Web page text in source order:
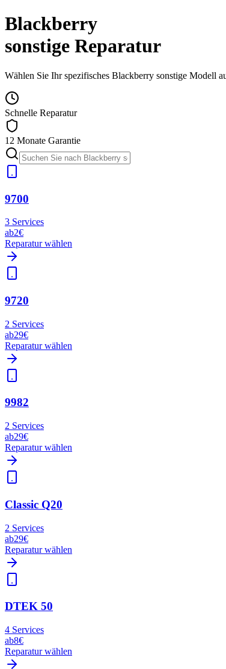
Blackberry
sonstige Reparatur
Wählen Sie Ihr spezifisches Blackberry sonstige Modell
Schnelle Reparatur
12 Monate Garantie
9700
3 Services
ab2€
Reparatur wählen
9720
2 Services
ab29€
Reparatur wählen
9982
2 Services
ab29€
Reparatur wählen
Classic Q20
2 Services
ab29€
Reparatur wählen
DTEK 50
4 Services
ab8€
Reparatur wählen